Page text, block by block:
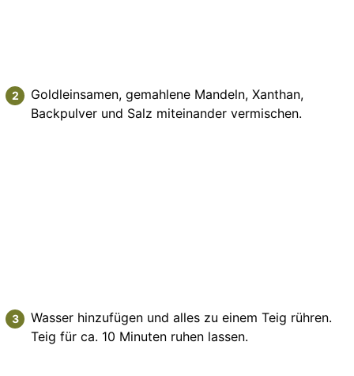
Goldleinsamen, gemahlene Mandeln, Xanthan,
Backpulver und Salz miteinander vermischen.
Wasser hinzufügen und alles zu einem Teig rühren.
Teig für ca. 10 Minuten ruhen lassen.